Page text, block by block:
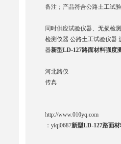
备注；产品符合公路土工试
同时供应试验仪器、无损检
检测仪器 公路土工试验仪器
器新型LD-127路面材料强度
河北路仪
传真
http://www.010yq.com
： yiqi0687新型LD-127路面